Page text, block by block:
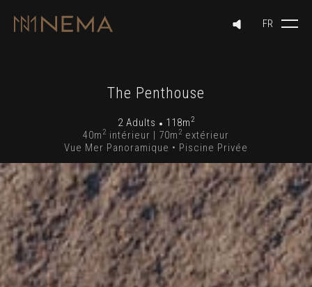
The Penthouse
2 Adults 118m2
40m 2 intérieur | 70m 2 extérieur
Vue Mer Panoramique • Piscine Privée